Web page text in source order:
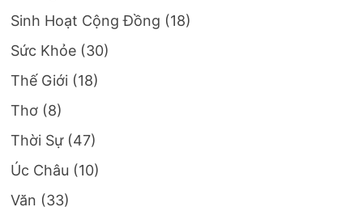
Sinh Hoạt Cộng Đồng (18)
Sức Khỏe (30)
Thế Giới (18)
Thơ (8)
Thời Sự(47)
Úc Châu (10)
Văn (33)